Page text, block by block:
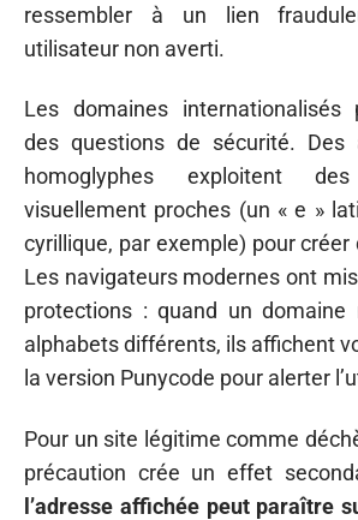
ressembler à un lien
utilisateur non averti.
Les domaines internationalisés
des questions de sécurité. Des
homoglyphes exploitent
visuellement proches (un « e »
cyrillique, par exemple) pour créer
Les navigateurs modernes ont
protections : quand un domaine
alphabets différents, ils affichent
la version Punycode pour alerter
Pour un site légitime comme
précaution crée un effet
l’adresse affichée peut paraître